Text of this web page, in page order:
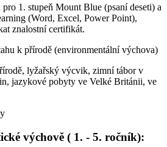
1. stupeň Mount Blue (psaní deseti) a
(Word, Excel, Power Point),
znalostní certifikát.
k přírodě (environmentální výchova)
lyžařský výcvik, zimní tábor v
jazykové pobyty ve Velké Británii, ve
výchově ( 1. - 5. ročník):